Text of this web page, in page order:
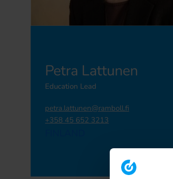
Petra Lattunen
Education Lead
petra.lattunen@ramboll.fi
+358 45 652 3213